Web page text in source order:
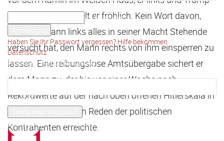
Ihr Benutzername
Ihr Passwort
Haben Sie Ihr Passwort vergessen? Hilfe bekommen
Datenschutz
Passwort-Wiederherstellung
Ihre E-Mail-Adresse
Ein Passwort wird Ihnen per Email zugeschickt.
rechts im Bild, lächelt er fröhlich. Kein Wort davon,
dass der Mann links alles in seiner Macht Stehende
versucht hat, den Mann rechts von ihm einsperren zu
lassen. Eine reibungslose Amtsübergabe sichert er
dem Mann zu, der bis vor einer Woche noch
Rekordwerte auf der nach oben offenen Hitlerskala in
den Medien und den Reden der politischen
Kontrahenten erreichte.